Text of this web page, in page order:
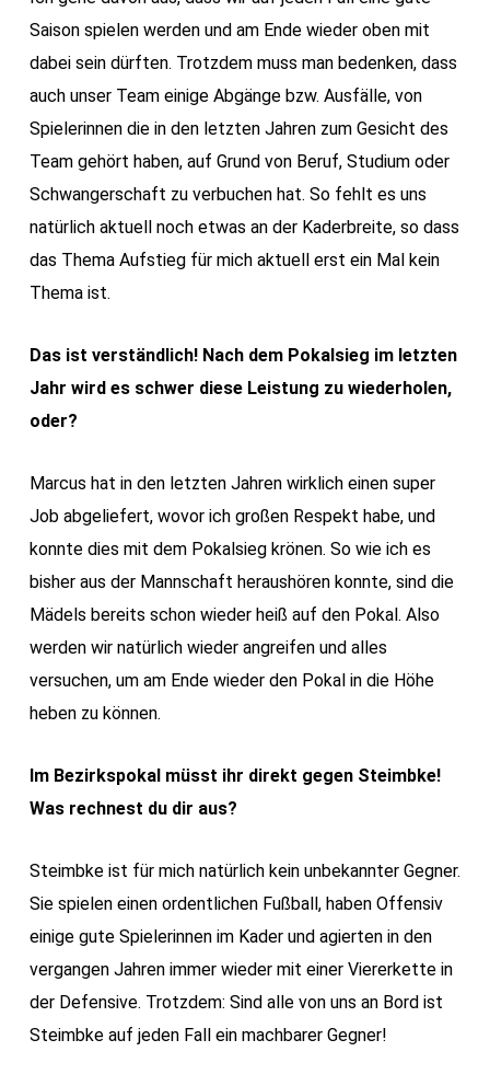
Saison spielen werden und am Ende wieder oben mit
dabei sein dürften. Trotzdem muss man bedenken, dass
auch unser Team einige Abgänge bzw. Ausfälle, von
Spielerinnen die in den letzten Jahren zum Gesicht des
Team gehört haben, auf Grund von Beruf, Studium oder
Schwangerschaft zu verbuchen hat. So fehlt es uns
natürlich aktuell noch etwas an der Kaderbreite, so dass
das Thema Aufstieg für mich aktuell erst ein Mal kein
Thema ist.
Das ist verständlich! Nach dem Pokalsieg im letzten
Jahr wird es schwer diese Leistung zu wiederholen,
oder?
Marcus hat in den letzten Jahren wirklich einen super
Job abgeliefert, wovor ich großen Respekt habe, und
konnte dies mit dem Pokalsieg krönen. So wie ich es
bisher aus der Mannschaft heraushören konnte, sind die
Mädels bereits schon wieder heiß auf den Pokal. Also
werden wir natürlich wieder angreifen und alles
versuchen, um am Ende wieder den Pokal in die Höhe
heben zu können.
Im Bezirkspokal müsst ihr direkt gegen Steimbke!
Was rechnest du dir aus?
Steimbke ist für mich natürlich kein unbekannter Gegner.
Sie spielen einen ordentlichen Fußball, haben Offensiv
einige gute Spielerinnen im Kader und agierten in den
vergangen Jahren immer wieder mit einer Viererkette in
der Defensive. Trotzdem: Sind alle von uns an Bord ist
Steimbke auf jeden Fall ein machbarer Gegner!